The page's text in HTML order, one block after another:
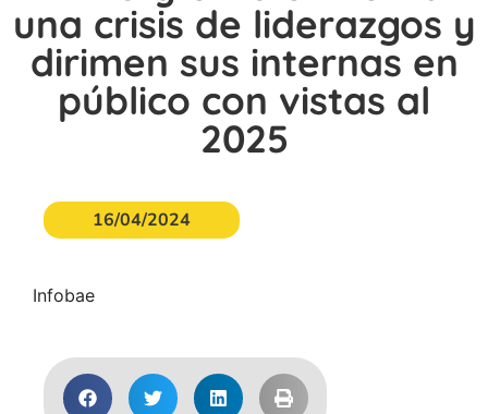
una crisis de liderazgos y
dirimen sus internas en
público con vistas al
2025
16/04/2024
Infobae